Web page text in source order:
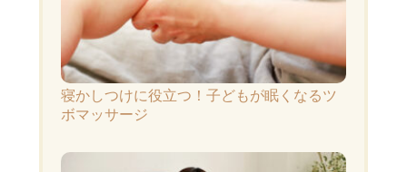
寝かしつけに役立つ！子どもが眠くなるツ
ボマッサージ